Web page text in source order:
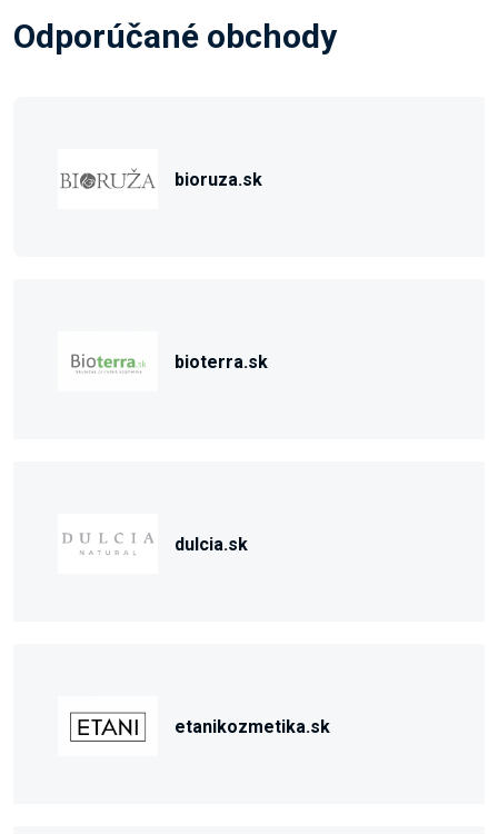
Odporúčané obchody
bioruza.sk
bioterra.sk
dulcia.sk
etanikozmetika.sk